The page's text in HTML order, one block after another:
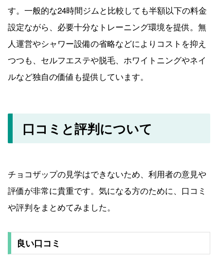
す。一般的な24時間ジムと比較しても半額以下の料金
設定ながら、必要十分なトレーニング環境を提供。無
人運営やシャワー設備の省略などによりコストを抑え
つつも、セルフエステや脱毛、ホワイトニングやネイ
ルなど独自の価値も提供しています。
口コミと評判について
チョコザップの見学はできないため、利用者の意見や
評価が非常に貴重です。気になる方のために、口コミ
や評判をまとめてみました。
良い口コミ